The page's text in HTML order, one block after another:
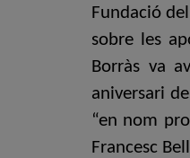
Fundació
sobre les
Borràs va
aniversari
“en nom
Francesc